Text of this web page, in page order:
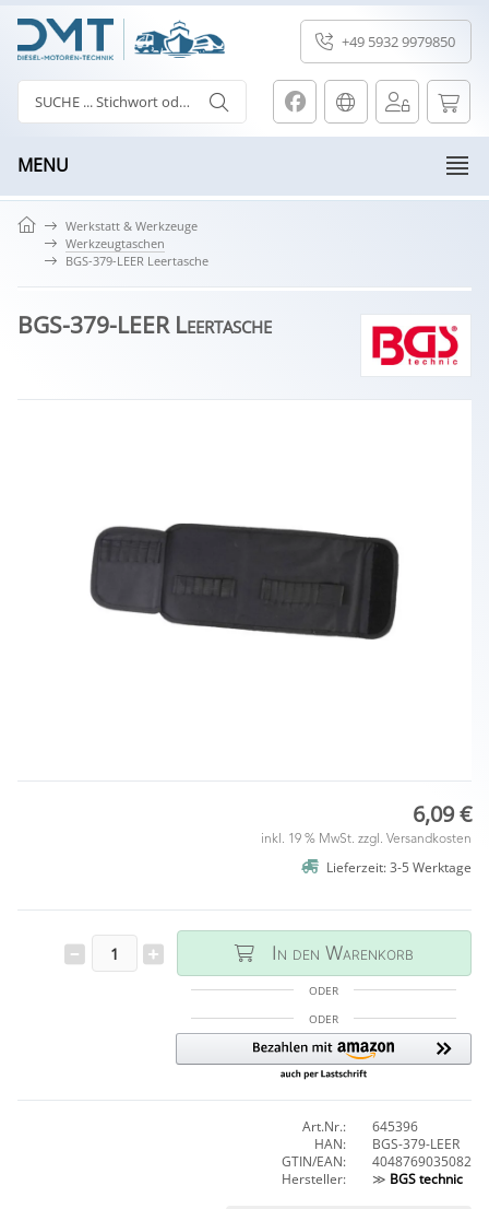
+49 5932 9979850
MENU
Werkstatt & Werkzeuge
Werkzeugtaschen
BGS-379-LEER Leertasche
BGS-379-LEER Leertasche
6,09 €
inkl. 19 % MwSt. zzgl. Versandkosten
Lieferzeit: 3-5 Werktage
In den Warenkorb
ODER
ODER
Art.Nr.:
645396
HAN:
BGS-379-LEER
GTIN/EAN:
4048769035082
Hersteller:
≫ BGS technic